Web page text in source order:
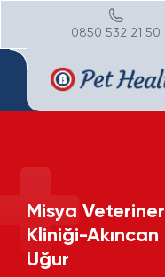
0850 532 21 50
Misya Veteriner
Kliniği-Akıncan
Uğur